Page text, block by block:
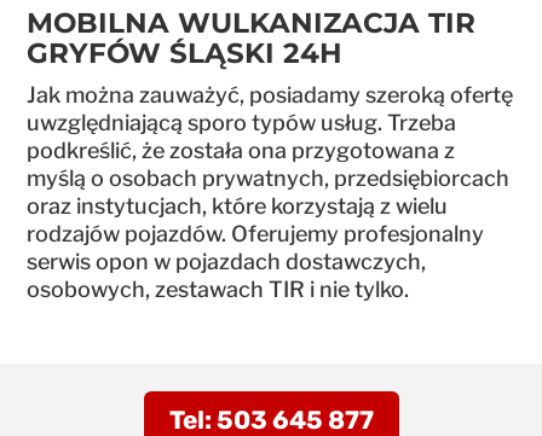
MOBILNA WULKANIZACJA TIR
GRYFÓW ŚLĄSKI 24H
Jak można zauważyć, posiadamy szeroką ofertę
uwzględniającą sporo typów usług. Trzeba
podkreślić, że została ona przygotowana z
myślą o osobach prywatnych, przedsiębiorcach
oraz instytucjach, które korzystają z wielu
rodzajów pojazdów. Oferujemy profesjonalny
serwis opon w pojazdach dostawczych,
osobowych, zestawach TIR i nie tylko.
Tel: 503 645 877